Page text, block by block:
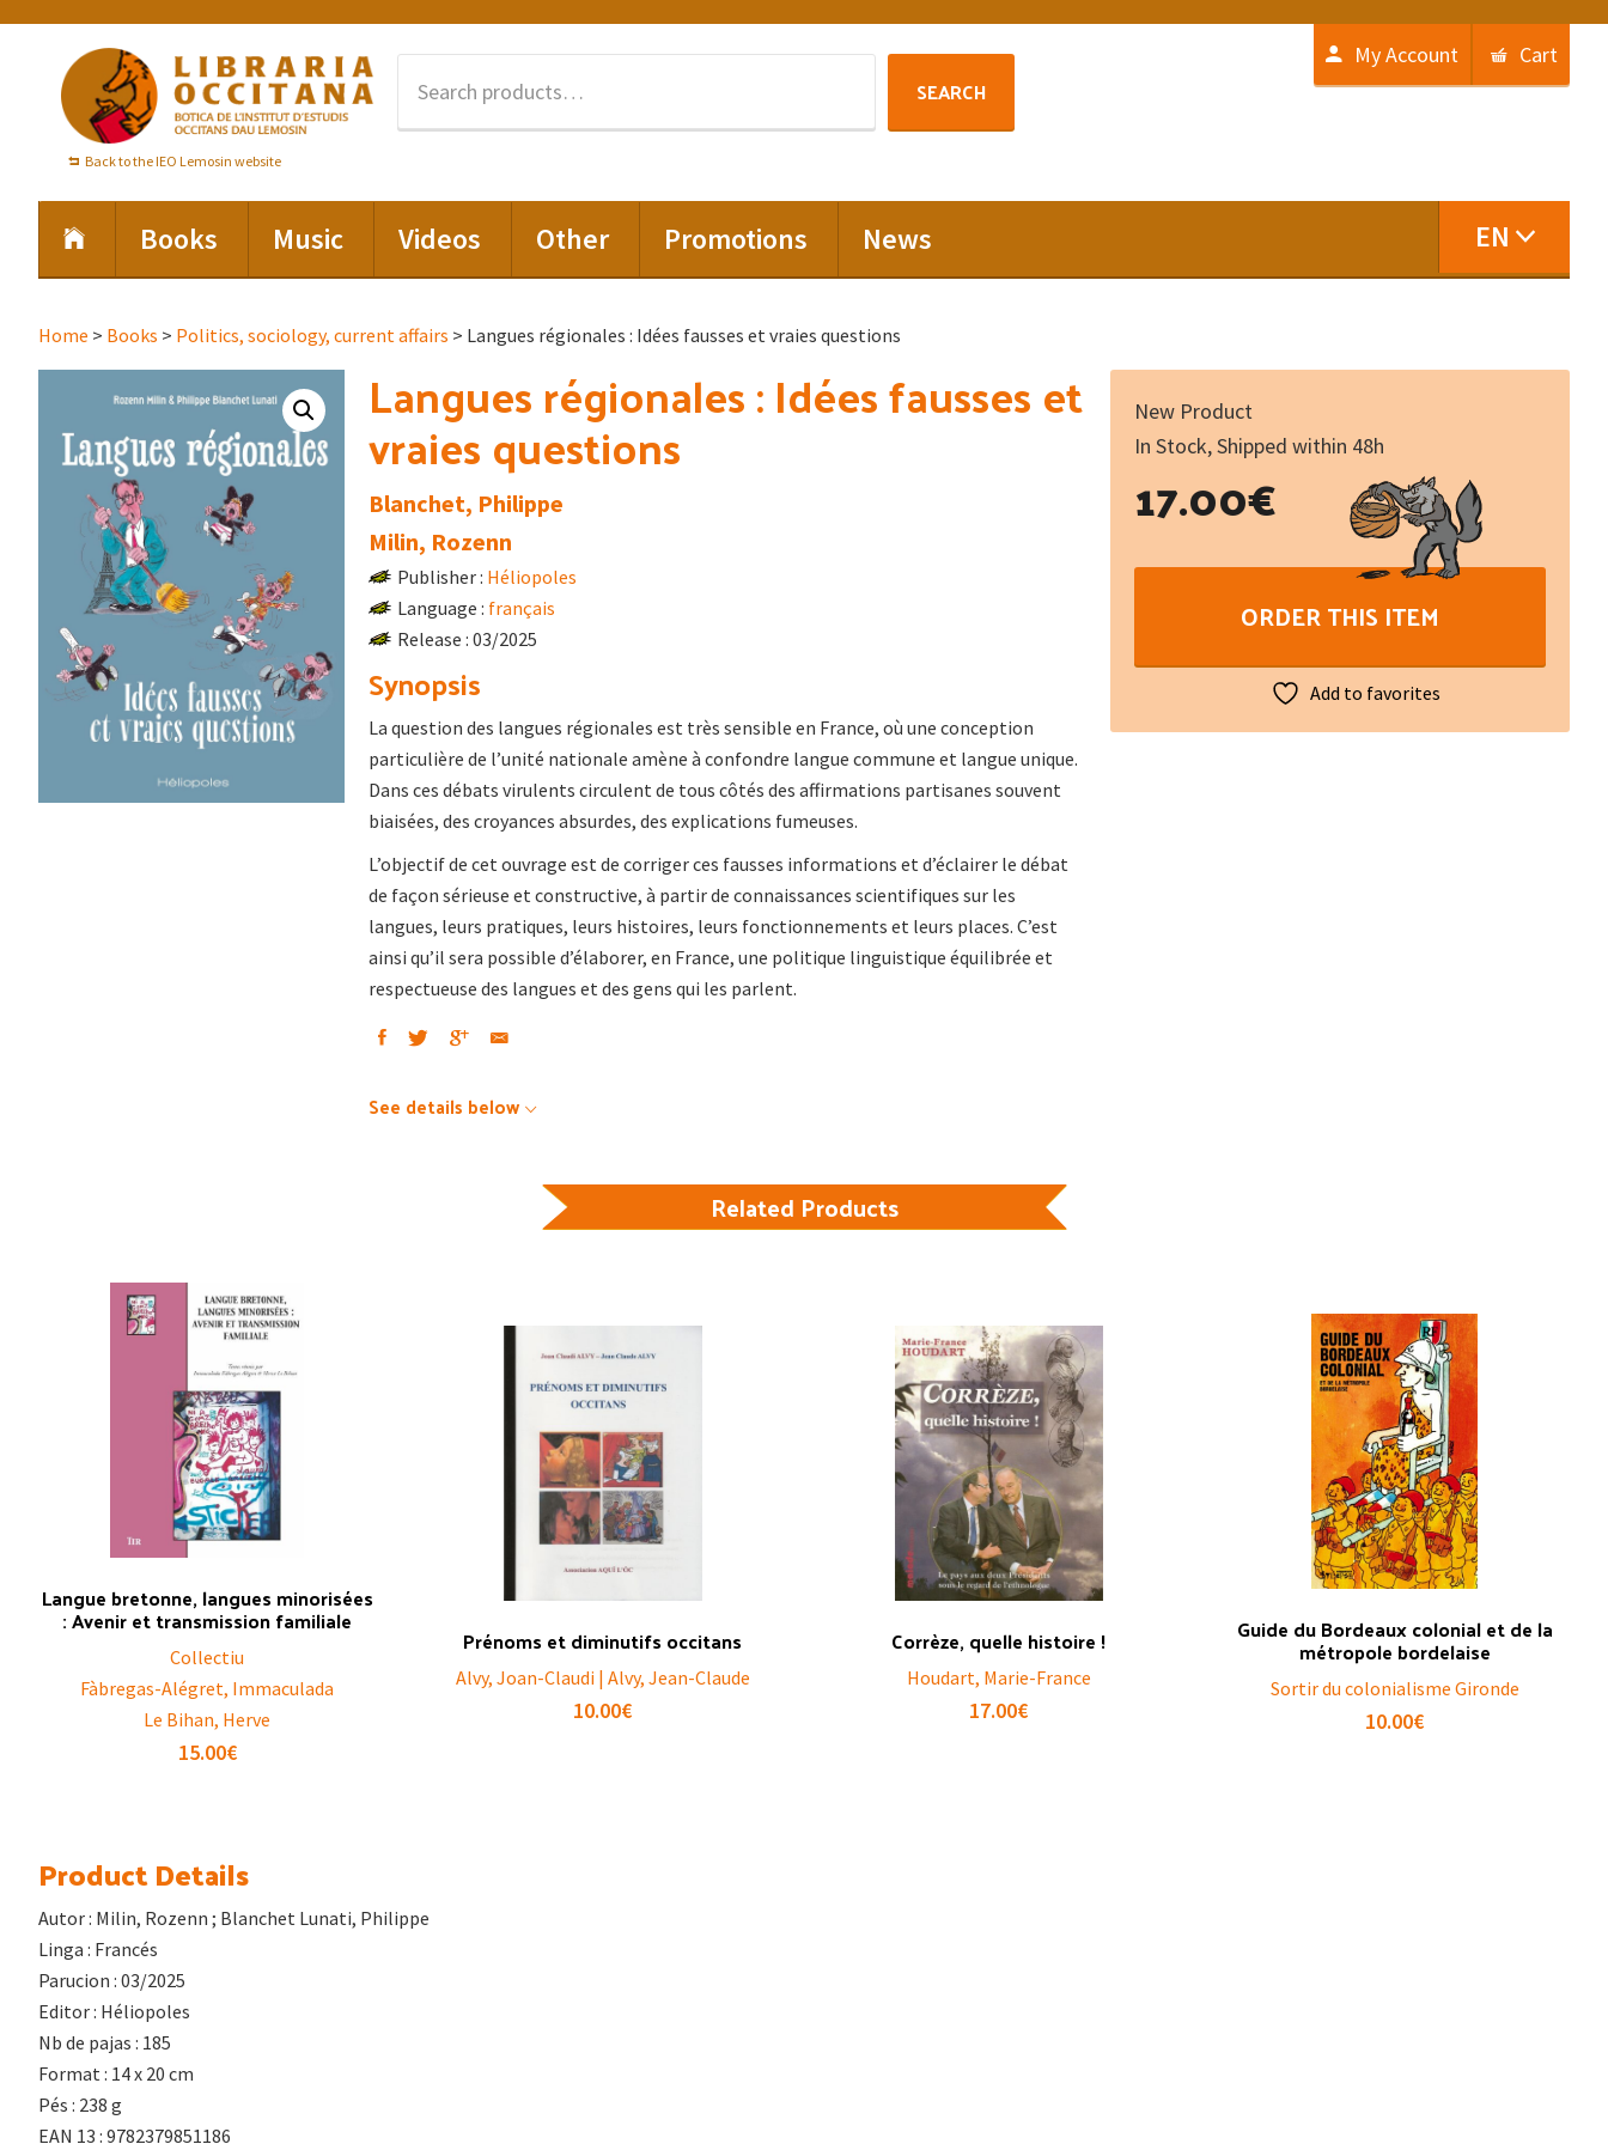
primary
navigation
content
Back to the IEO Lemosin website
SEARCH
My Account Cart
Books Music Videos Other Promotions News EN
Home > Books > Politics, sociology, current affairs > Langues régionales : Idées fausses et vraies questions
Langues régionales : Idées fausses et
vraies questions
Blanchet, Philippe
Milin, Rozenn
Publisher : Héliopoles
Language : français
Release : 03/2025
Synopsis
La question des langues régionales est très sensible en France, où une conception
particulière de l’unité nationale amène à confondre langue commune et langue unique.
Dans ces débats virulents circulent de tous côtés des affirmations partisanes souvent
biaisées, des croyances absurdes, des explications fumeuses.
L’objectif de cet ouvrage est de corriger ces fausses informations et d’éclairer le débat
de façon sérieuse et constructive, à partir de connaissances scientifiques sur les
langues, leurs pratiques, leurs histoires, leurs fonctionnements et leurs places. C’est
ainsi qu’il sera possible d’élaborer, en France, une politique linguistique équilibrée et
respectueuse des langues et des gens qui les parlent.
See details below
New Product
In Stock, Shipped within 48h
17.00€
régionales
Idées
ORDER THIS ITEM
Add to favorites
Related Products
Langue bretonne, langues minorisées
: Avenir et transmission familiale
Collectiu
Fàbregas-Alégret, Immaculada
Le Bihan, Herve
15.00€
Prénoms et diminutifs occitans
Alvy, Joan-Claudi | Alvy, Jean-Claude
10.00€
Corrèze, quelle histoire !
Houdart, Marie-France
17.00€
Guide du Bordeaux colonial et de la
métropole bordelaise
Sortir du colonialisme Gironde
10.00€
Product Details
Autor : Milin, Rozenn ; Blanchet Lunati, Philippe
Linga : Francés
Parucion : 03/2025
Editor : Héliopoles
Nb de pajas : 185
Format : 14 x 20 cm
Pés : 238 g
EAN 13 : 9782379851186